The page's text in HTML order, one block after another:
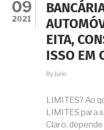
09
2021
EITA,
ISSO EM
By Julio
LIMITES? Ao
LIMITES para
Claro,